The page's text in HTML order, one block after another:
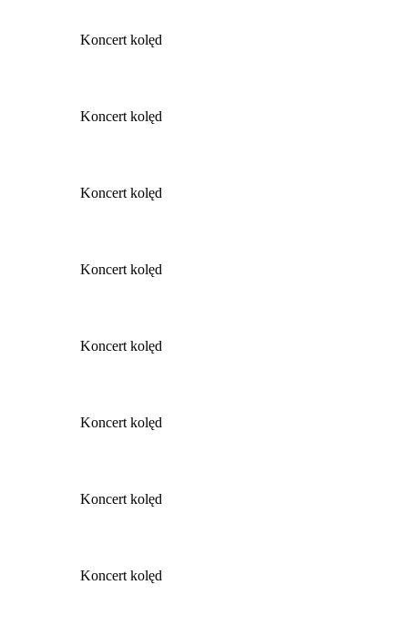
Koncert kolęd
Koncert kolęd
Koncert kolęd
Koncert kolęd
Koncert kolęd
Koncert kolęd
Koncert kolęd
Koncert kolęd